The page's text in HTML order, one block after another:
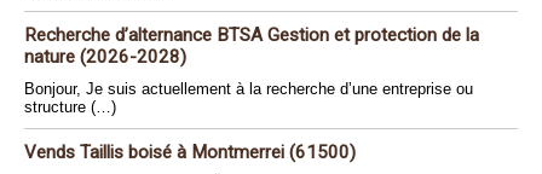
Recherche d’alternance BTSA Gestion et protection de la
nature (2026-2028)
Bonjour, Je suis actuellement à la recherche d’une entreprise ou
structure (…)
Vends Taillis boisé à Montmerrei (61500)